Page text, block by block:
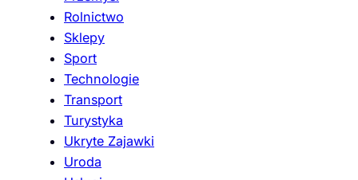
Rolnictwo
Sklepy
Sport
Technologie
Transport
Turystyka
Ukryte Zajawki
Uroda